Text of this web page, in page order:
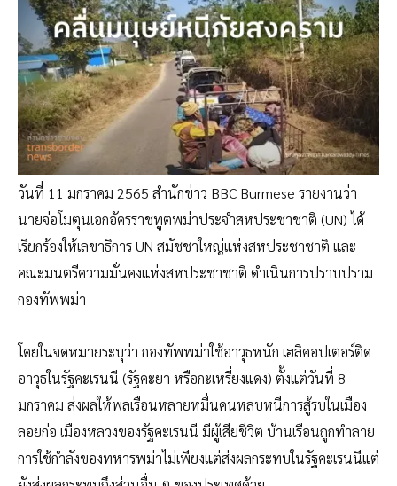
วันที่ 11 มกราคม 2565 สำนักข่าว BBC Burmese รายงานว่า
นายจ่อโมตุนเอกอัครราชทูตพม่าประจำสหประชาชาติ (UN) ได้
เรียกร้องให้เลขาธิการ UN สมัชชาใหญ่แห่งสหประชาชาติ และ
คณะมนตรีความมั่นคงแห่งสหประชาชาติ ดำเนินการปราบปราม
กองทัพพม่า
โดยในจดหมายระบุว่า กองทัพพม่าใช้อาวุธหนัก เฮลิคอปเตอร์ติด
อาวุธในรัฐคะเรนนี (รัฐคะยา หรือกะเหรี่ยงแดง) ตั้งแต่วันที่ 8
มกราคม ส่งผลให้พลเรือนหลายหมื่นคนหลบหนีการสู้รบในเมือง
ลอยก่อ เมืองหลวงของรัฐคะเรนนี มีผู้เสียชีวิต บ้านเรือนถูกทำลาย
การใช้กำลังของทหารพม่าไม่เพียงแต่ส่งผลกระทบในรัฐคะเรนนีแต่